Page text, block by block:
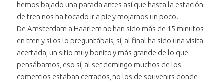
hemos bajado una parada antes así que hasta la estación
de tren nos ha tocado ir a pie y mojarnos un poco.
De Amsterdam a Haarlem no han sido más de 15 minutos
en tren y si os lo preguntábais, sí, al final ha sido una visita
acertada, un sitio muy bonito y más grande de lo que
pensábamos, eso sí, al ser domingo muchos de los
comercios estaban cerrados, no los de souvenirs donde